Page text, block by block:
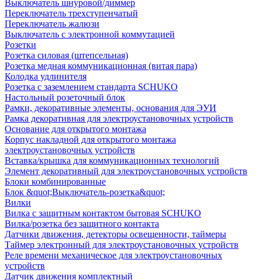
Выключатель шнуровой/диммер
Переключатель трехступенчатый
Переключатель жалюзи
Выключатель с электронной коммутацией
Розетки
Розетка силовая (штепсельная)
Розетка медная коммуникационная (витая пара)
Колодка удлинителя
Розетка с заземлением стандарта SCHUKO
Настольный розеточный блок
Рамки, декоративные элементы, основания для ЭУИ
Рамка декоративная для электроустановочных устройств
Основание для открытого монтажа
Корпус накладной для открытого монтажа
электроустановочных устройств
Вставка/крышка для коммуникационных технологий
Элемент декоративный для электроустановочных устройств
Блоки комбинированные
Блок &quot;Выключатель-розетка&quot;
Вилки
Вилка с защитным контактом бытовая SCHUKO
Вилка/розетка без защитного контакта
Датчики движения, детекторы освещенности, таймеры
Таймер электронный для электроустановочных устройств
Реле времени механическое для электроустановочных
устройств
Датчик движения комплектный